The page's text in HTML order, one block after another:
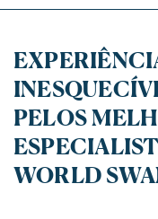
PELOS
WORLD